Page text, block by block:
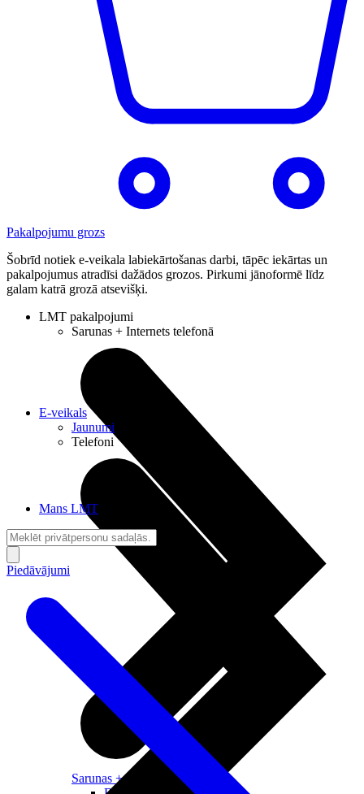
Pakalpojumu grozs
Šobrīd notiek e-veikala labiekārtošanas darbi, tāpēc iekārtas un
pakalpojumus atradīsi dažādos grozos. Pirkumi jānoformē līdz
galam katrā grozā atsevišķi.
LMT pakalpojumi
Sarunas + Internets telefonā
Sarunas + Internets
E-veikals
Jaunumi
Telefoni
Mans LMT
Piedāvājumi